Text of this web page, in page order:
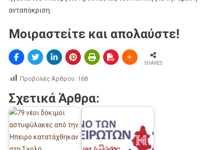
ανταπόκριση.
Μοιραστείτε και απολαύστε!
SHARES
Προβολές Άρθρου: 168
Σχετικά Άρθρα: